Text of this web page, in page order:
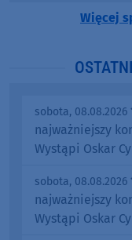
Więcej
sobota, 08.08.2026
najważniejszy
Wystąpi Oskar
sobota, 08.08.2026
najważniejszy
Wystąpi Oskar